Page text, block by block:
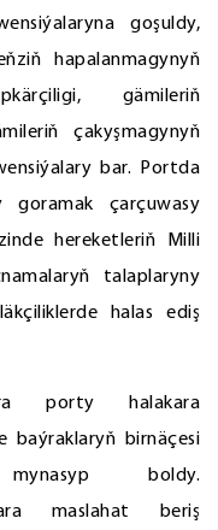
goşuldy,
hapalanmagynyň
gämileriň
çakyşmagynyň
bar. Portda
goramak çarçuwasy
hereketleriň Milli
talaplaryny
halas ediş
porty halakara
baýraklaryň birnäçesi
boldy.
maslahat beriş